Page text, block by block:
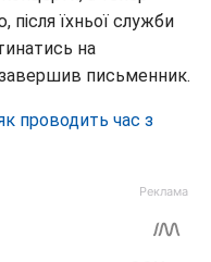
їхньої служби
на
письменник.
проводить час з